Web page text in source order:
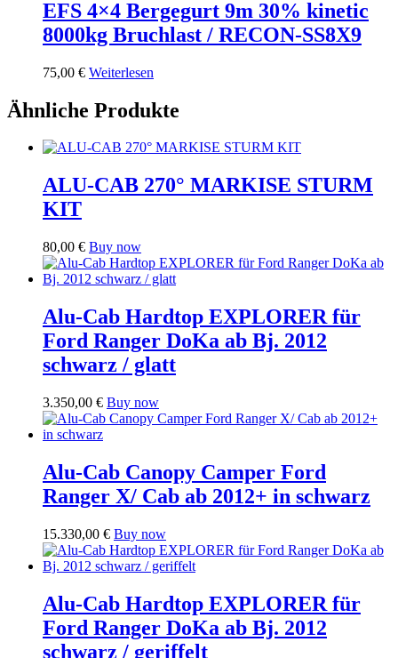
EFS 4×4 Bergegurt 9m 30% kinetic
8000kg Bruchlast / RECON-SS8X9
75,00 € Weiterlesen
Ähnliche Produkte
ALU-CAB 270° MARKISE STURM
KIT
80,00 € Buy now
Alu-Cab Hardtop EXPLORER für
Ford Ranger DoKa ab Bj. 2012
schwarz / glatt
3.350,00 € Buy now
Alu-Cab Canopy Camper Ford
Ranger X/ Cab ab 2012+ in schwarz
15.330,00 € Buy now
Alu-Cab Hardtop EXPLORER für
Ford Ranger DoKa ab Bj. 2012
schwarz / geriffelt